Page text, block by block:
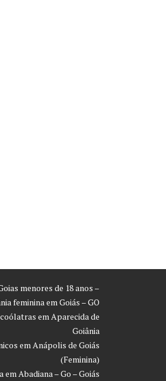
menores de 18 anos –
feminina em Goiás – GO
em Aparecida de
Goiânia
em Anápolis de Goiás
(Feminina)
Abadiana – Go – Goiás